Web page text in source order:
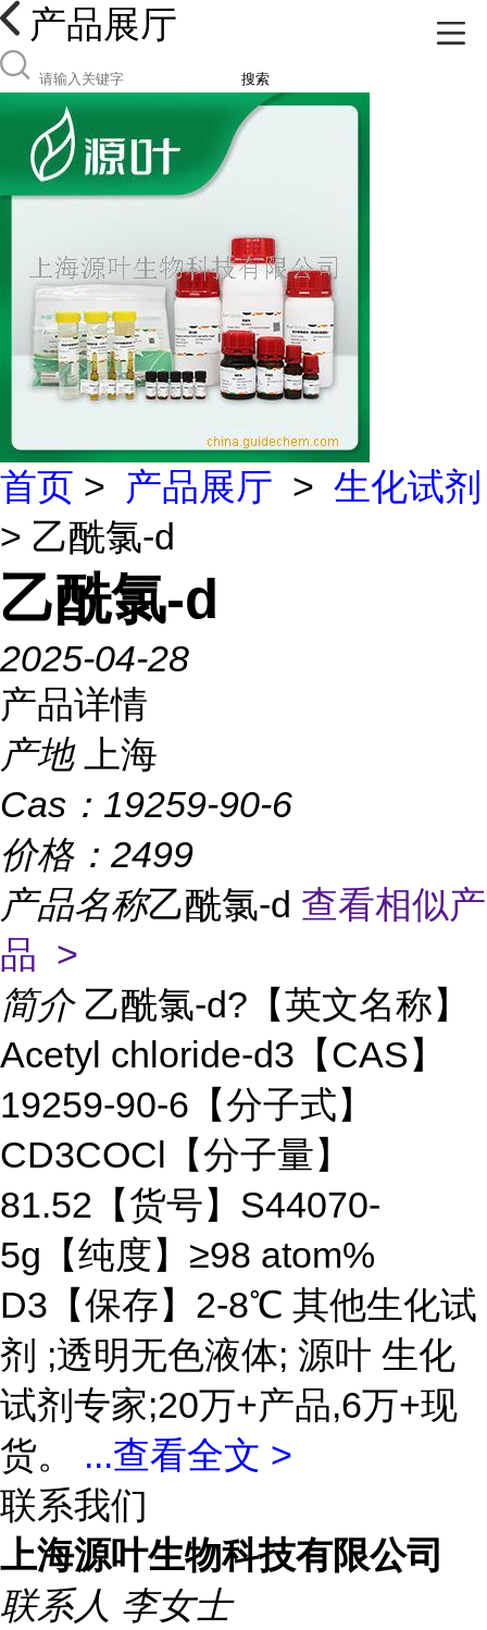
产品展厅
搜索
首页 > 产品展厅 > 生化试剂
> 乙酰氯-d
乙酰氯-d
2025-04-28
产品详情
产地
上海
Cas： 19259-90-6
价格： 2499
产品名称乙酰氯-d 查看相似产
品 >
简介 乙酰氯-d?【英文名称】
Acetyl chloride-d3【CAS】
19259-90-6【分子式】
CD3COCl【分子量】
81.52【货号】S44070-
5g【纯度】≥98 atom%
D3【保存】2-8℃ 其他生化试
剂 ;透明无色液体; 源叶 生化
试剂专家;20万+产品,6万+现
货。 ...查看全文 >
联系我们
上海源叶生物科技有限公司
联系人 李女士